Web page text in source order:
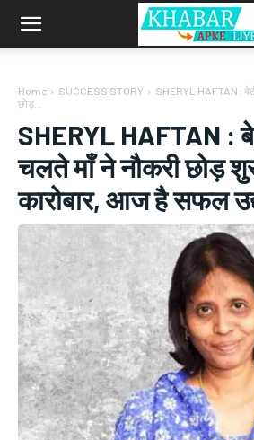
Home SUCCESS STORY
SHERYL HAFTAN :
छोड़...
SHERYL HAFTAN :
चलते माँ ने नौकरी छोड़
कारोबार, आज है सफल